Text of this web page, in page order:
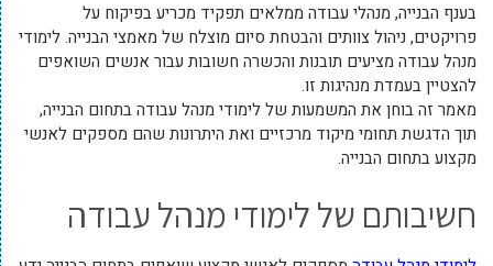
בענף הבנייה, מנהלי עבודה ממלאים תפקיד מכריע בפיקוח על
פרויקטים, ניהול צוותים והבטחת סיום מוצלח של מאמצי הבנייה. לימודי
מנהל עבודה מציעים תובנות והכשרה חשובות עבור אנשים השואפים
להצטיין בעמדת מנהיגות זו.
מאמר זה בוחן את המשמעות של לימודי מנהל עבודה בתחום הבנייה,
תוך הדגשת תחומי מיקוד מרכזיים ואת היתרונות שהם מספקים לאנשי
מקצוע בתחום הבנייה.
חשיבותם של לימודי מנהל עבודה